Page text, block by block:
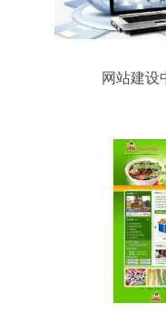
网站建设